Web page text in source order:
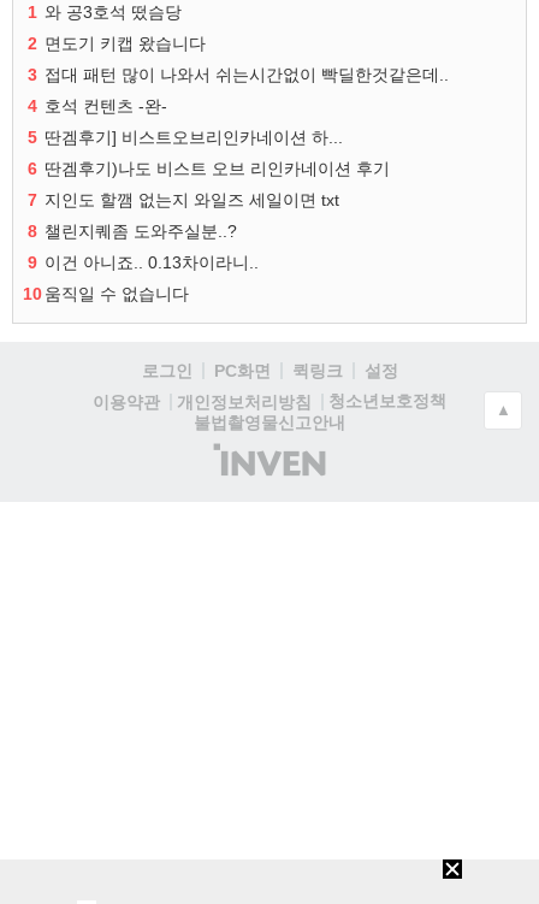
1 와 공3호석 떴슴당
2 면도기 키캡 왔습니다
3 접대 패턴 많이 나와서 쉬는시간없이 빡딜한것같은데..
4 호석 컨텐츠 -완-
5 딴겜후기] 비스트오브리인카네이션 하...
6 딴겜후기)나도 비스트 오브 리인카네이션 후기
7 지인도 할깸 없는지 와일즈 세일이면 txt
8 챌린지퀘좀 도와주실분..?
9 이건 아니죠.. 0.13차이라니..
10움직일 수 없습니다
로그인 PC화면 퀵링크
설정
이용약관
개인정보처리방침
청소년보호정책
불법촬영물신고안내
(주)
인
▲